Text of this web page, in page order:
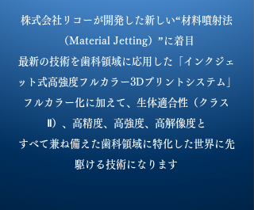
株式会社リコーが開発した新しい“材料噴射法
（Material Jetting）”に着目
最新の技術を歯科領域に応用した「インクジェ
ット式高強度フルカラー3Dプリントシステム」
フルカラー化に加えて、生体適合性（クラス
Ⅱ）、高精度、高強度、高解像度と
すべて兼ね備えた歯科領域に特化した世界に先
駆ける技術になります